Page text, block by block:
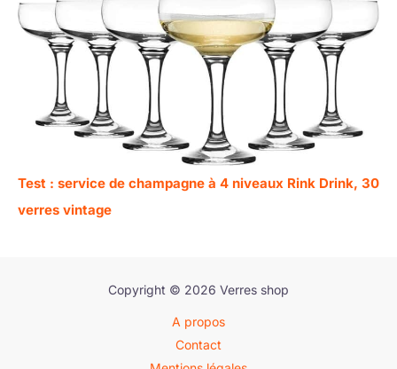
Test : service de champagne à 4 niveaux Rink Drink, 30
verres vintage
Copyright © 2026 Verres shop
A propos
Contact